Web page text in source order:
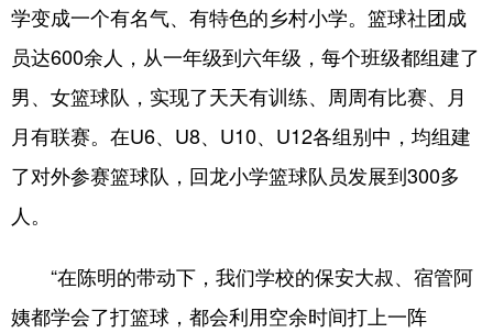
学变成一个有名气、有特色的乡村小学。篮球社团成
员达600余人，从一年级到六年级，每个班级都组建了
男、女篮球队，实现了天天有训练、周周有比赛、月
月有联赛。在U6、U8、U10、U12各组别中，均组建
了对外参赛篮球队，回龙小学篮球队员发展到300多
人。
“在陈明的带动下，我们学校的保安大叔、宿管阿
姨都学会了打篮球，都会利用空余时间打上一阵